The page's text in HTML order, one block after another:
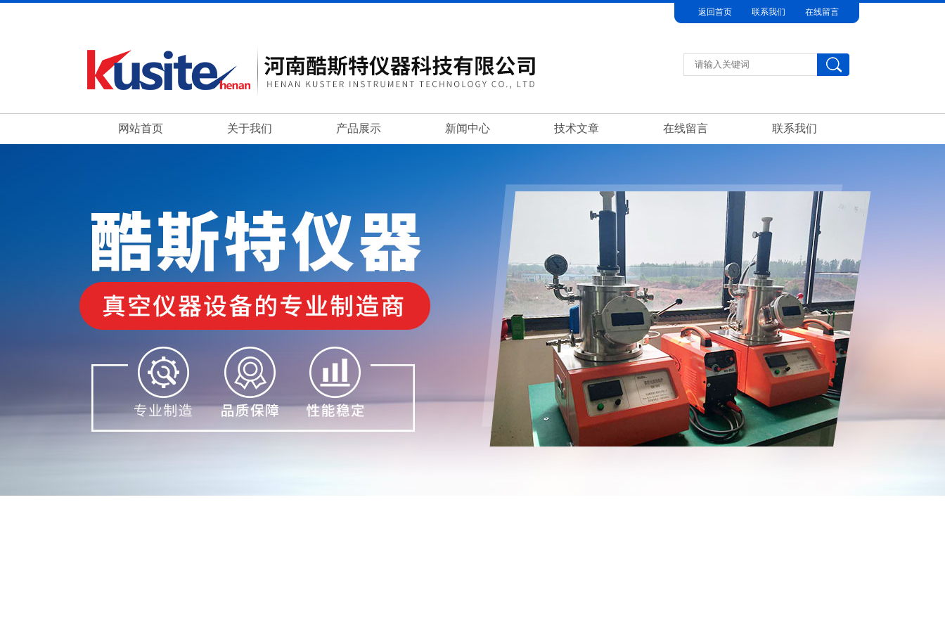
返回首页 联系我们 在线留言
网站首页 关于我们 产品展示 新闻中心 技术文章 在线留言 联系我们